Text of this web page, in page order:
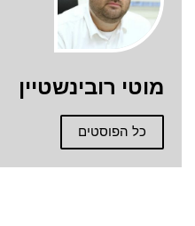
מוטי רובינשטיין
כל הפוסטים